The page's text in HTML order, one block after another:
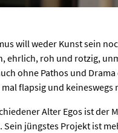
will weder Kunst sein
ehrlich, roh und rotzig,
ohne Pathos und
flapsig und keineswegs
Alter Egos ist der
Sein jüngstes Projekt ist